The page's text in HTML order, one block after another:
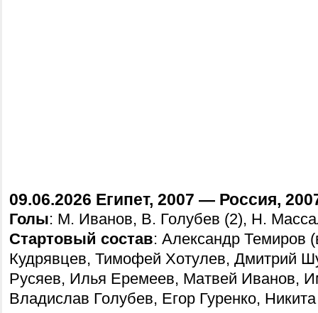
09.06.2026 Египет, 2007 — Россия,
Голы: М. Иванов, В. Голубев (2), Н.
Стартовый состав: Александр Темиров
Кудрявцев, Тимофей Хотулев, Дмитрий
Русяев, Илья Еремеев, Матвей Иванов,
Владислав Голубев, Егор Гуренко,